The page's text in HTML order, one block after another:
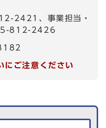
2421、事業担当・
812-2426
にご注意ください